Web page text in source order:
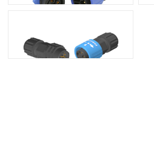
Middle 3 Pin (20A) Push Lock